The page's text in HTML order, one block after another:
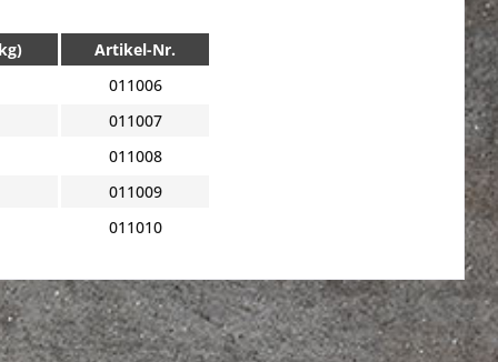
Artikel-Nr.
011006
011007
011008
011009
011010